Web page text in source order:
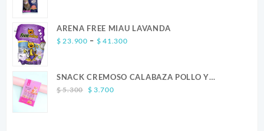
$ 13.600.$ 12.240.
ARENA FREE MIAU LAVANDA
$ 23.900 – $ 41.300Price
through
SNACK CREMOSO CALABAZA POLLO Y
SALMON CANINO X 5
$5.300
Original
$ 3.700Current